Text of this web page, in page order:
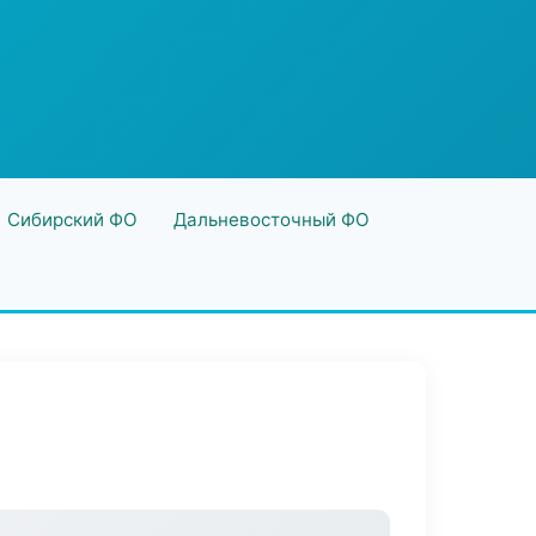
Сибирский ФО Дальневосточный ФО